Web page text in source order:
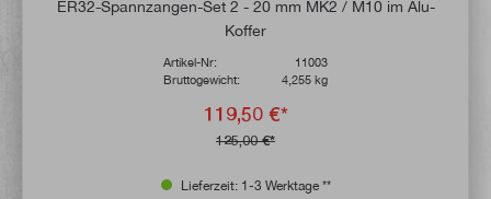
ER32-Spannzangen-Set 2 - 20 mm MK2 / M10 im Alu-
Koffer
Artikel-Nr:
11003
Bruttogewicht:
4,255 kg
119,50 €*
125,00 €*
Lieferzeit: 1-3 Werktage **